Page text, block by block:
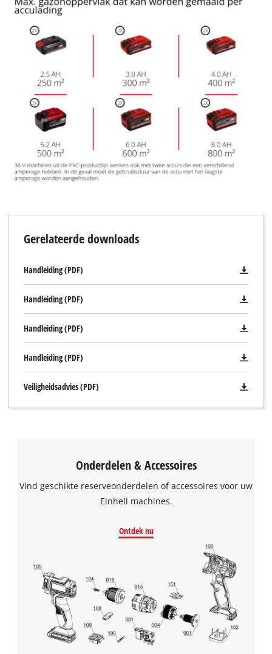
Gerelateerde downloads
Handleiding (PDF)
Handleiding (PDF)
Handleiding (PDF)
Handleiding (PDF)
Veiligheidsadvies (PDF)
Onderdelen & Accessoires
Vind geschikte reserveonderdelen of accessoires voor uw
Einhell machines.
Ontdek nu